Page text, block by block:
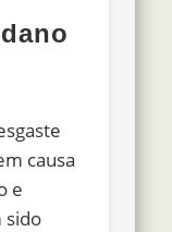
causa
e
sido